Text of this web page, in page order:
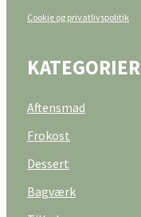
Cookie og privatlivspolitik
KATEGORIER
Aftensmad
Frokost
Dessert
Bagværk